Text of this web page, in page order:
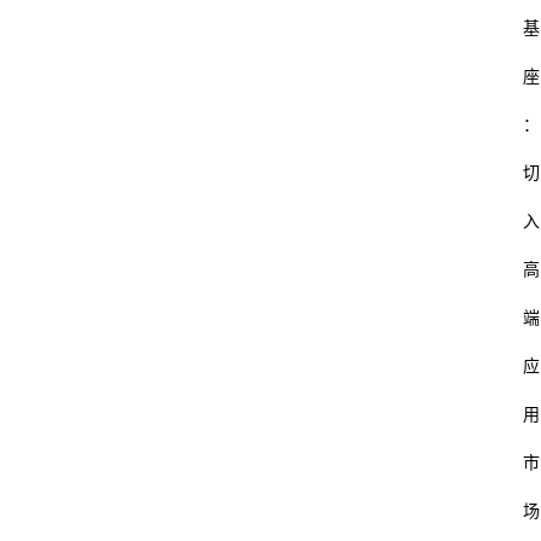
基
座
：
切
入
高
端
应
用
市
场